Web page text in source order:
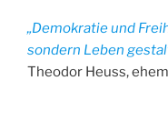
„Demokratie und
sondern Leben
Theodor Heuss,